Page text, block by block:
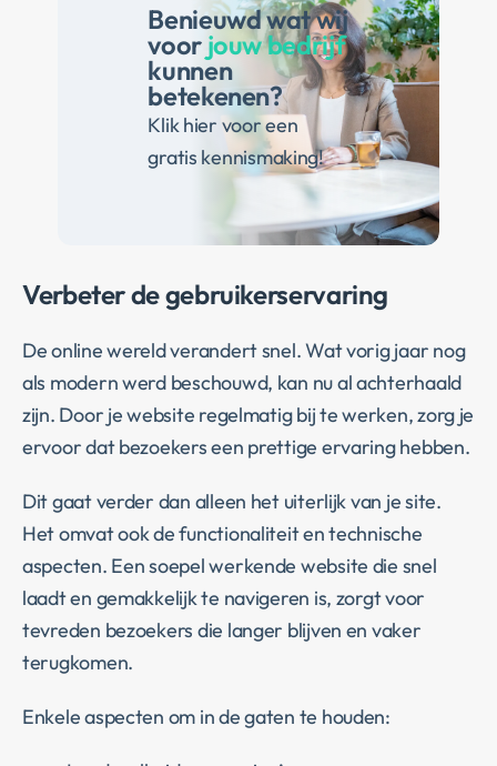
Benieuwd wat wij
voor jouw bedrijf
kunnen
betekenen?
Klik hier voor een
gratis kennismaking!
Verbeter de gebruikerservaring
De online wereld verandert snel. Wat vorig jaar nog
als modern werd beschouwd, kan nu al achterhaald
zijn. Door je website regelmatig bij te werken, zorg je
ervoor dat bezoekers een prettige ervaring hebben.
Dit gaat verder dan alleen het uiterlijk van je site.
Het omvat ook de functionaliteit en technische
aspecten. Een soepel werkende website die snel
laadt en gemakkelijk te navigeren is, zorgt voor
tevreden bezoekers die langer blijven en vaker
terugkomen.
Enkele aspecten om in de gaten te houden: